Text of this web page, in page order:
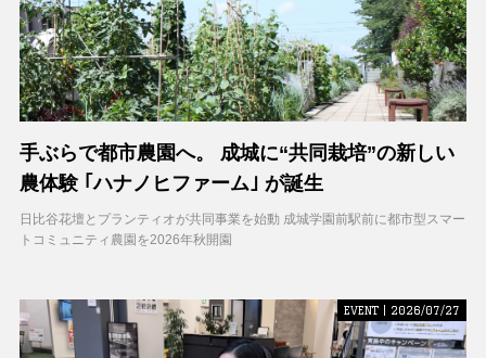
手ぶらで都市農園へ。 成城に“共同栽培”の新しい
農体験 ｢ハナノヒファーム｣ が誕生
日比谷花壇とプランティオが共同事業を始動 成城学園前駅前に都市型スマー
トコミュニティ農園を2026年秋開園
EVENT | 2026/07/27